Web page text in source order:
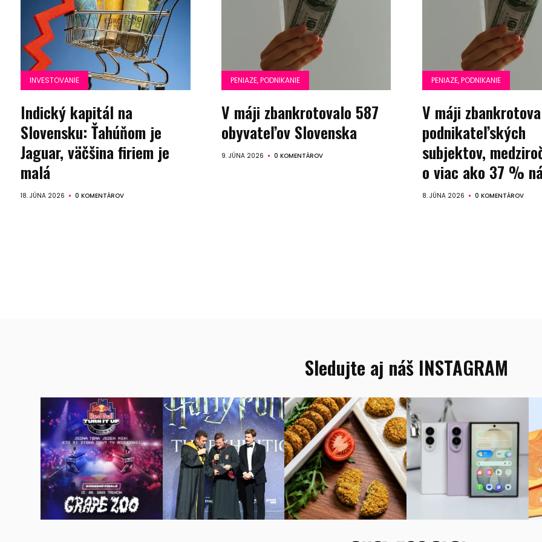
politika
Sprievodca
kúpou,
recenzie
Technológie
Životný
INVESTOVANIE
Indický kapitál na
Slovensku: Ťahúňom je
Jaguar, väčšina firiem je
malá
18. JÚNA 2026 0 KOMENTÁROV
PENIAZE, PODNIKANIE
V máji zbankrotovalo 587
obyvateľov Slovenska
9. JÚNA 2026 0 KOMENTÁROV
PENIAZE, PODNIKANIE
V máji
podnikateľských
subjektov,
o viac ako 37 %
8. JÚNA 2026 0 KOMENTÁROV
Sledujte aj náš INSTAGRAM